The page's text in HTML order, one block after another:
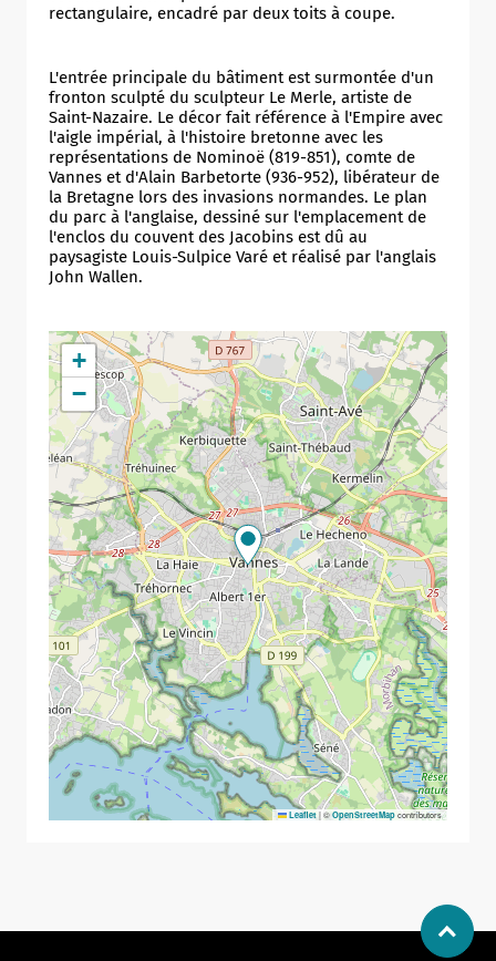
rectangulaire, encadré par deux toits à coupe.
L'entrée principale du bâtiment est surmontée d'un
fronton sculpté du sculpteur Le Merle, artiste de
Saint-Nazaire. Le décor fait référence à l'Empire avec
l'aigle impérial, à l'histoire bretonne avec les
représentations de Nominoë (819-851), comte de
Vannes et d'Alain Barbetorte (936-952), libérateur de
la Bretagne lors des invasions normandes. Le plan
du parc à l'anglaise, dessiné sur l'emplacement de
l'enclos du couvent des Jacobins est dû au
paysagiste Louis-Sulpice Varé et réalisé par l'anglais
John Wallen.
+
−
Leaflet |© OpenStreetMapcontributors